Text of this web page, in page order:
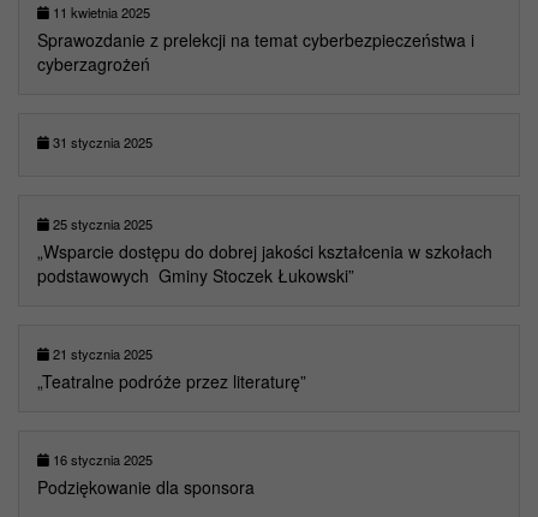
11 kwietnia 2025
Sprawozdanie z prelekcji na temat cyberbezpieczeństwa i
cyberzagrożeń
31 stycznia 2025
25 stycznia 2025
„Wsparcie dostępu do dobrej jakości kształcenia w szkołach
podstawowych Gminy Stoczek Łukowski”
21 stycznia 2025
„Teatralne podróże przez literaturę”
16 stycznia 2025
Podziękowanie dla sponsora